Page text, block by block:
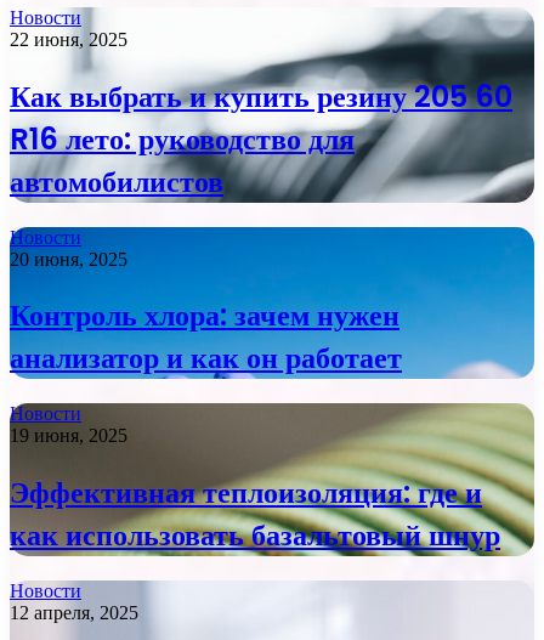
Новости
22 июня, 2025
Как выбрать и купить резину 205 60
R16 лето: руководство для
автомобилистов
Новости
20 июня, 2025
Контроль хлора: зачем нужен
анализатор и как он работает
Новости
19 июня, 2025
Эффективная теплоизоляция: где и
как использовать базальтовый шнур
Новости
12 апреля, 2025